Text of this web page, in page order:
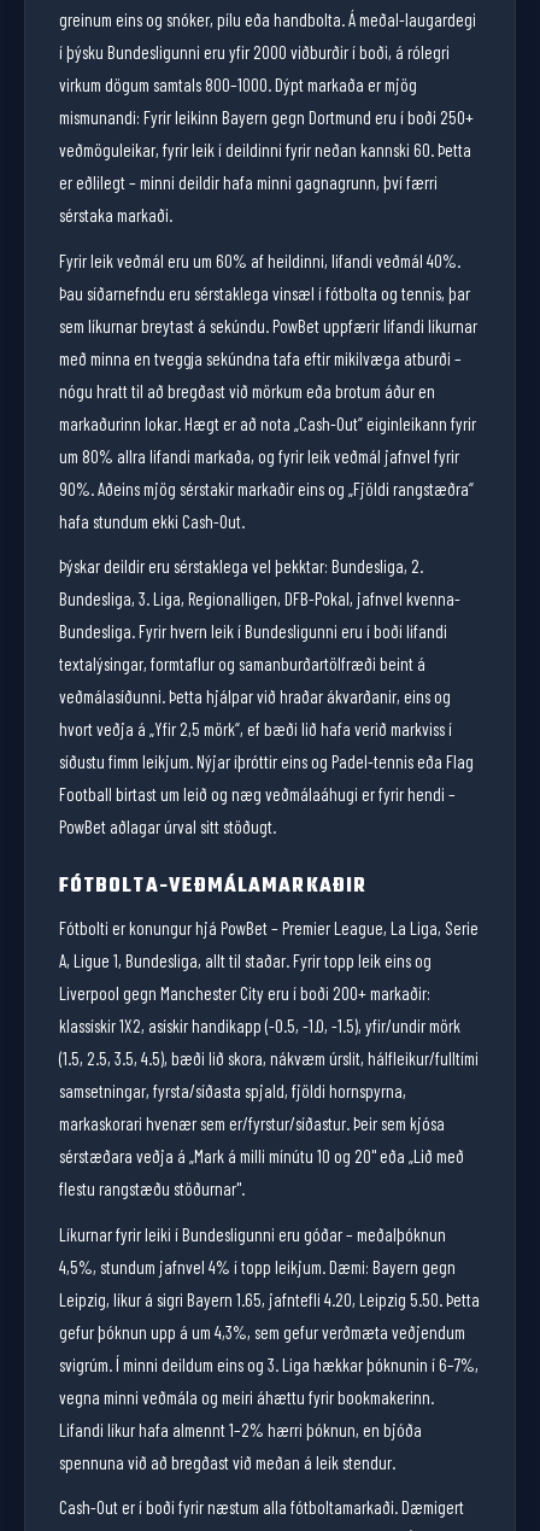
GALLAR
Engin innfædd farsímaforrit til niðurhals tiltæk
Stundum hærri veðkröfur fyrir bónusa
Sumar íþróttir gætu boðið upp á ítarlegri veðmöguleika
greinum eins og snóker, pílu eða handbolta. Á meðal-laugardegi
í þýsku Bundesligunni eru yfir 2000 viðburðir í boði, á rólegri
virkum dögum samtals 800–1000. Dýpt markaða er mjög
mismunandi: Fyrir leikinn Bayern gegn Dortmund eru í boði 250+
veðmöguleikar, fyrir leik í deildinni fyrir neðan kannski 60. Þetta
er eðlilegt – minni deildir hafa minni gagnagrunn, því færri
sérstaka markaði.
Fyrir leik veðmál eru um 60% af heildinni, lifandi veðmál 40%.
Þau síðarnefndu eru sérstaklega vinsæl í fótbolta og tennis, þar
sem líkurnar breytast á sekúndu. PowBet uppfærir lifandi líkurnar
með minna en tveggja sekúndna tafa eftir mikilvæga atburði –
nógu hratt til að bregðast við mörkum eða brotum áður en
markaðurinn lokar. Hægt er að nota „Cash-Out“ eiginleikann fyrir
um 80% allra lifandi markaða, og fyrir leik veðmál jafnvel fyrir
90%. Aðeins mjög sérstakir markaðir eins og „Fjöldi rangstæðra“
hafa stundum ekki Cash-Out.
Þýskar deildir eru sérstaklega vel þekktar: Bundesliga, 2.
Bundesliga, 3. Liga, Regionalligen, DFB-Pokal, jafnvel kvenna-
Bundesliga. Fyrir hvern leik í Bundesligunni eru í boði lifandi
textalýsingar, formtaflur og samanburðartölfræði beint á
veðmálasíðunni. Þetta hjálpar við hraðar ákvarðanir, eins og
hvort veðja á „Yfir 2,5 mörk“, ef bæði lið hafa verið markviss í
síðustu fimm leikjum. Nýjar íþróttir eins og Padel-tennis eða Flag
Football birtast um leið og næg veðmálaáhugi er fyrir hendi –
PowBet aðlagar úrval sitt stöðugt.
FÓTBOLTA-VEÐMÁLAMARKAÐIR
Fótbolti er konungur hjá PowBet – Premier League, La Liga, Serie
A, Ligue 1, Bundesliga, allt til staðar. Fyrir topp leik eins og
Liverpool gegn Manchester City eru í boði 200+ markaðir:
klassískir 1X2, asískir handikapp (-0.5, -1.0, -1.5), yfir/undir mörk
(1.5, 2.5, 3.5, 4.5), bæði lið skora, nákvæm úrslit, hálfleikur/fulltími
samsetningar, fyrsta/síðasta spjald, fjöldi hornspyrna,
markaskorari hvenær sem er/fyrstur/síðastur. Þeir sem kjósa
sérstæðara veðja á „Mark á milli mínútu 10 og 20" eða „Lið með
flestu rangstæðu stöðurnar".
Líkurnar fyrir leiki í Bundesligunni eru góðar – meðalþóknun
4,5%, stundum jafnvel 4% í topp leikjum. Dæmi: Bayern gegn
Leipzig, líkur á sigri Bayern 1.65, jafntefli 4.20, Leipzig 5.50. Þetta
gefur þóknun upp á um 4,3%, sem gefur verðmæta veðjendum
svigrúm. Í minni deildum eins og 3. Liga hækkar þóknunin í 6–7%,
vegna minni veðmála og meiri áhættu fyrir bookmakerinn.
Lifandi líkur hafa almennt 1–2% hærri þóknun, en bjóða
spennuna við að bregðast við meðan á leik stendur.
Cash-Out er í boði fyrir næstum alla fótboltamarkaði. Dæmigert